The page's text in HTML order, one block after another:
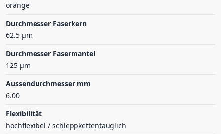
orange
Durchmesser Faserkern
62.5 µm
Durchmesser Fasermantel
125 µm
Aussendurchmesser mm
6.00
Flexibilität
hochflexibel / schleppkettentauglich